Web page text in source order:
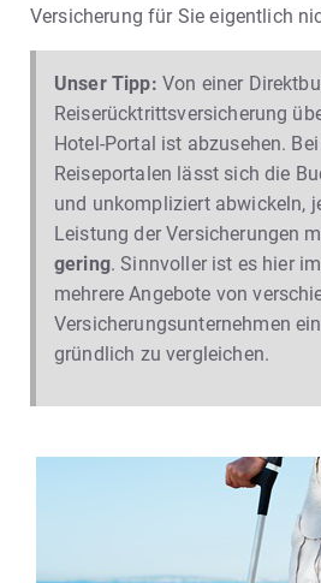
Versicherung für Sie eigentlich
Unser Tipp: Von einer
Reiserücktrittsversicherung
Hotel-Portal ist abzusehen.
Reiseportalen lässt sich die
und unkompliziert abwickeln,
Leistung der Versicherungen
gering. Sinnvoller ist es hier
mehrere Angebote von
Versicherungsunternehmen
gründlich zu vergleichen.